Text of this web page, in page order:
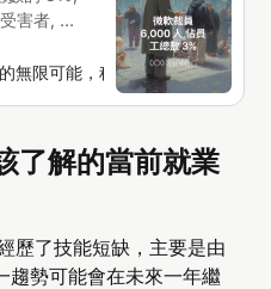
害者, 這
無限可能，科技新聞深度解析
了解的當前就業
歷了技能短缺，主要是由
趨勢可能會在未來一年繼